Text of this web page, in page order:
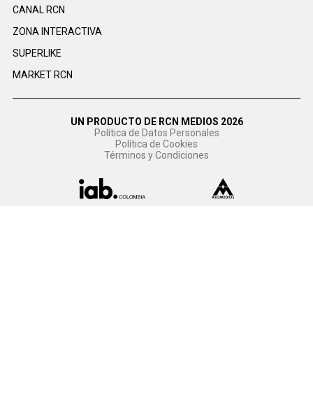
CANAL RCN
ZONA INTERACTIVA
SUPERLIKE
MARKET RCN
UN PRODUCTO DE RCN MEDIOS 2026
Política de Datos Personales
Política de Cookies
Términos y Condiciones